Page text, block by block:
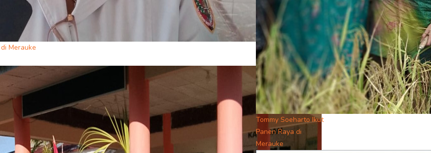
Merauke
Tommy Soeharto Ikut
Panen Raya di
Merauke